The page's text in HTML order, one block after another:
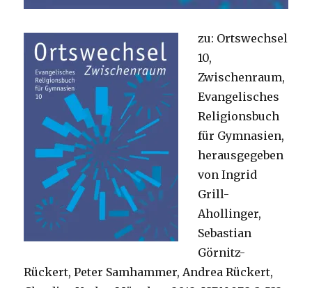
zu: Ortswechsel
10,
Zwischenraum,
Evangelisches
Religionsbuch
für Gymnasien,
herausgegeben
von Ingrid
Grill-
Ahollinger,
Sebastian
Görnitz-
Rückert, Peter Samhammer, Andrea Rückert,